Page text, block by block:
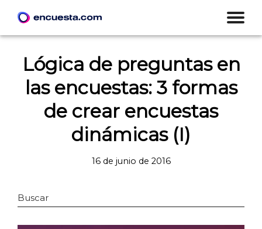
Lógica de preguntas en
las encuestas: 3 formas
de crear encuestas
dinámicas (I)
16 de junio de 2016
Buscar